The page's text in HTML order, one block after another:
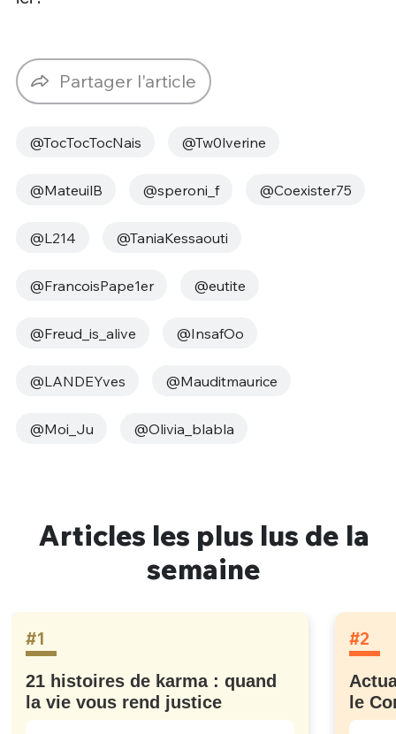
Partager l'article
@TocTocTocNais @Tw0lverine
@MateuilB @speroni_f @Coexister75
@L214 @TaniaKessaouti
@FrancoisPape1er @eutite
@Freud_is_alive @InsafOo
@LANDEYves @Mauditmaurice
@Moi_Ju @Olivia_blabla
Articles les plus lus de la
semaine
#1
21 histoires de karma : quand
la vie vous rend justice
#2
le